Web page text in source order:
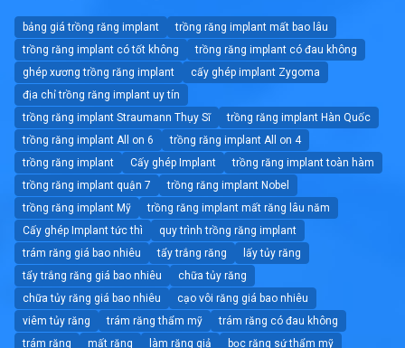
bảng giá trồng răng implant
trồng răng implant mất bao lâu
trồng răng implant có tốt không
trồng răng implant có đau không
ghép xương trồng răng implant
cấy ghép implant Zygoma
địa chỉ trồng răng implant uy tín
trồng răng implant Straumann Thụy Sĩ
trồng răng implant Hàn Quốc
trồng răng implant All on 6
trồng răng implant All on 4
trồng răng implant
Cấy ghép Implant
trồng răng implant toàn hàm
trồng răng implant quận 7
trồng răng implant Nobel
trồng răng implant Mỹ
trồng răng implant mất răng lâu năm
Cấy ghép Implant tức thì
quy trình trồng răng implant
trám răng giá bao nhiêu
tẩy trắng răng
lấy tủy răng
tẩy trắng răng giá bao nhiêu
chữa tủy răng
chữa tủy răng giá bao nhiêu
cạo vôi răng giá bao nhiêu
viêm tủy răng
trám răng thẩm mỹ
trám răng có đau không
trám răng
mất răng làm răng giả bọc răng sứ thẩm mỹ